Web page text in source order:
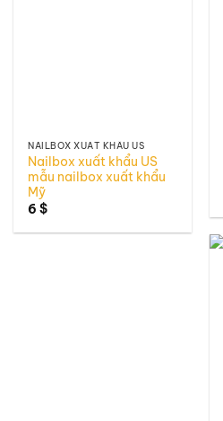
NAILBOX XUẤT KHẨU US
Nailbox xuất khẩu US
mẫu nailbox xuất khẩu
Mỹ
6$